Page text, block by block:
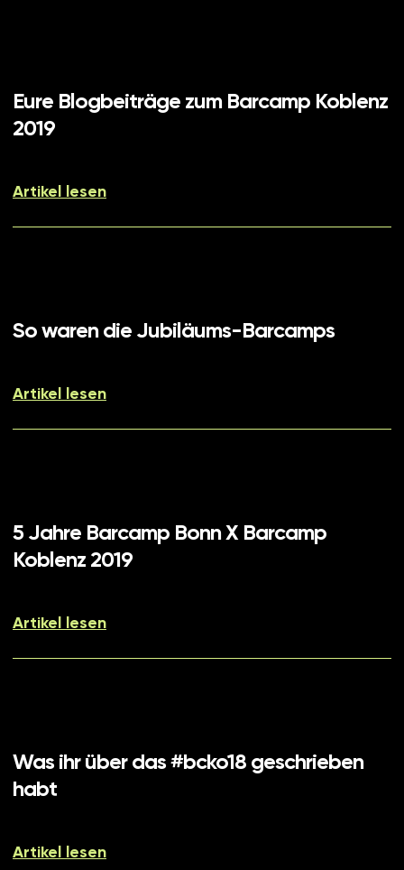
Eure Blogbeiträge zum Barcamp Koblenz
2019
Artikel lesen
So waren die Jubiläums-Barcamps
Artikel lesen
5 Jahre Barcamp Bonn X Barcamp
Koblenz 2019
Artikel lesen
Was ihr über das #bcko18 geschrieben
habt
Artikel lesen